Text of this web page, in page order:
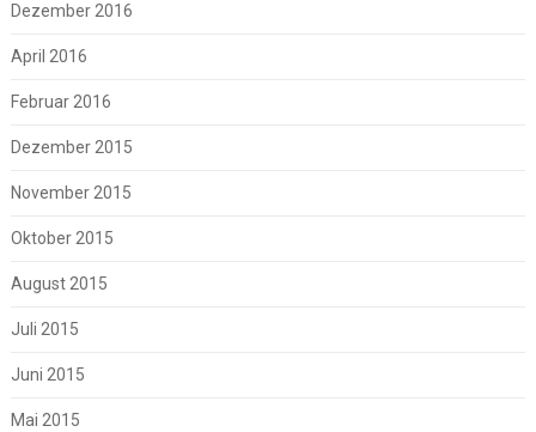
Dezember 2016
April 2016
Februar 2016
Dezember 2015
November 2015
Oktober 2015
August 2015
Juli 2015
Juni 2015
Mai 2015